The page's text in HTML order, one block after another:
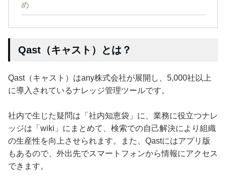
め
Qast（キャスト）とは？
Qast（キャスト）はany株式会社が展開し、5,000社以上
に導入されているナレッジ管理ツールです。
社内で生じた疑問は「社内知恵袋」に、業務に役立つナレ
ッジは「wiki」にまとめて、検索での自己解決により組織
の生産性を向上させられます。また、Qastにはアプリ版
もあるので、外出先でスマートフォンから情報にアクセス
できます。